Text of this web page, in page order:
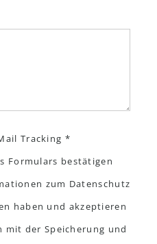
Tracking *
Formulars bestätigen
zum Datenschutz
haben und akzeptieren
mit der Speicherung und